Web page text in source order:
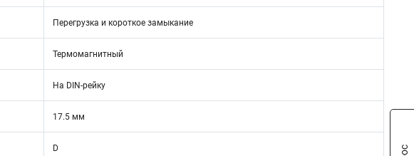
Перегрузка и короткое замыкание
Термомагнитный
На DIN-рейку
17.5 мм
D